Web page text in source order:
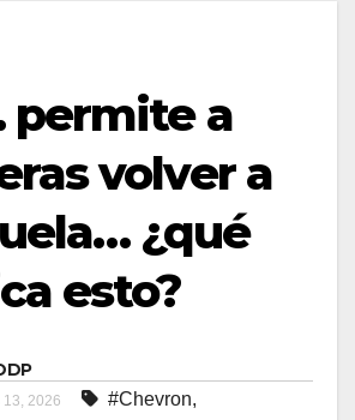
permite a
volver a
¿qué
esto?
13, 2026 #Chevron,